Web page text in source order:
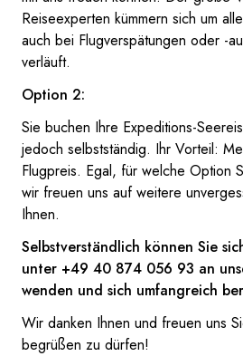
Reiseexperten kümmern sich um
auch bei Flugverspätungen oder -
verläuft.
Option 2:
Sie buchen Ihre Expeditions-
jedoch selbstständig. Ihr Vorteil:
Flugpreis. Egal, für welche Option
wir freuen uns auf weitere
Ihnen.
Selbstverständlich können Sie
unter +49 40 874 056 93 an
wenden und sich umfangreich
Wir danken Ihnen und freuen uns
begrüßen zu dürfen!